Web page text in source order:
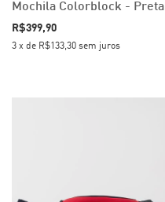
Mochila Colorblock - Preta
R$399,90
3 x de R$133,30 sem juros